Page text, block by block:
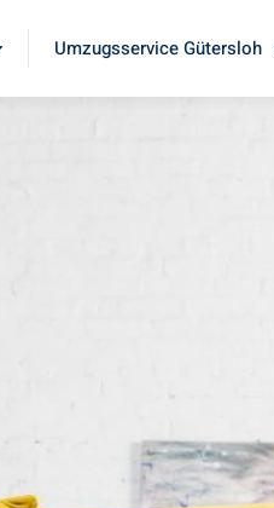
Umzugsservice Gütersloh